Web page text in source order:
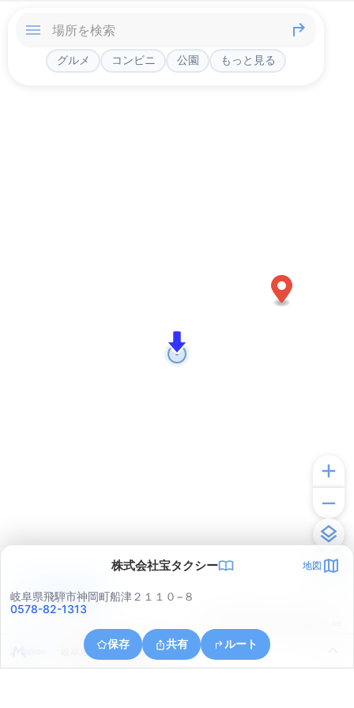
グルメ コンビニ 公園 もっと見る
株式会社宝タクシー 地図
岐阜県飛騨市神岡町船津２１１０−８
0578-82-1313
保存 共有 ルート
岐阜県飛騨市神岡町船津
アプリで見る